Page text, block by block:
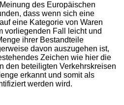
des Europäischen
dass wenn sich eine
eine Kategorie von Waren
vorliegenden Fall leicht und
ihrer Bestandteile
davon auszugehen ist,
Zeichen wie hier die
den beteiligten Verkehrskreisen
erkannt und somit als
werden wird.